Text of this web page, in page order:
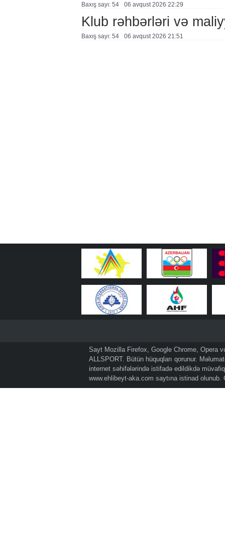
Baxış sayı: 54 06 avqust 2026 22:29
Klub rəhbərləri və
Baxış sayı: 54 06 avqust 2026 21:51
Sayt Mozilla Firefox, Google Chrome, Opera
ALLSPORT. Bütün hüquqları qorunur.
internet səhifələrində istifadə edildikdə
www.ehlibeyt-aka.com saytına istinad olunub.